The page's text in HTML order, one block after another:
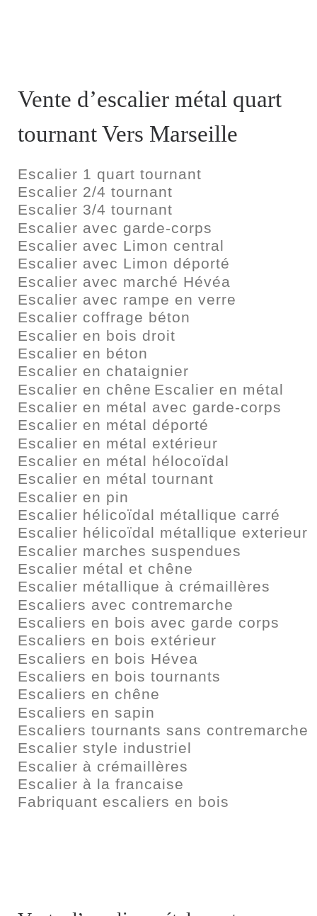
Vente d’escalier métal quart
tournant Vers Marseille
Escalier 1 quart tournant
Escalier 2/4 tournant
Escalier 3/4 tournant
Escalier avec garde-corps
Escalier avec Limon central
Escalier avec Limon déporté
Escalier avec marché Hévéa
Escalier avec rampe en verre
Escalier coffrage béton
Escalier en bois droit
Escalier en béton
Escalier en chataignier
Escalier en chêne Escalier en métal
Escalier en métal avec garde-corps
Escalier en métal déporté
Escalier en métal extérieur
Escalier en métal hélocoïdal
Escalier en métal tournant
Escalier en pin
Escalier hélicoïdal métallique carré
Escalier hélicoïdal métallique exterieur
Escalier marches suspendues
Escalier métal et chêne
Escalier métallique à crémaillères
Escaliers avec contremarche
Escaliers en bois avec garde corps
Escaliers en bois extérieur
Escaliers en bois Hévea
Escaliers en bois tournants
Escaliers en chêne
Escaliers en sapin
Escaliers tournants sans contremarche
Escalier style industriel
Escalier à crémaillères
Escalier à la francaise
Fabriquant escaliers en bois